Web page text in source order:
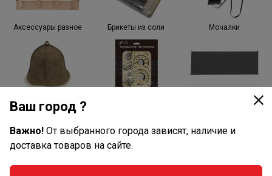
Аксессуары разное Брикеты из соли Мочалки
Текстиль для бани
Ваш город ?
Важно! От выбранного города зависят, наличие и
доставка товаров на сайте.